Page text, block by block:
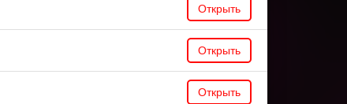
Открыть
Открыть
Открыть